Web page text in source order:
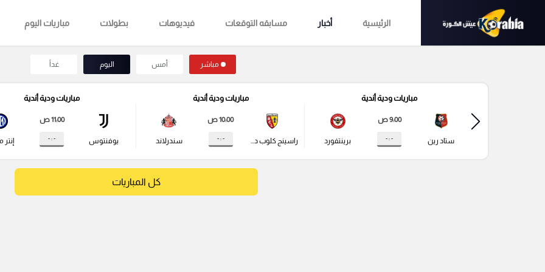
الرئيسية أخبار مسابقه التوقعات فيديوهات بطولات مباريات اليوم
مباشر أمس اليوم غداً
مباريات ودية أندية
ستاد رين
9:00 ص
- : - برينتفورد
مباريات ودية أندية
راسينج كلوب دي لانس
10:00 ص
- : - سندرلاند
مباريات ودية أندية
يوفنتوس
11:00 ص
- : - إنتر
كل المباريات